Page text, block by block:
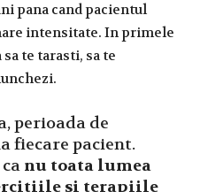
pana cand pacientul
intensitate. In primele
te tarasti, sa te
perioada de
fiecare pacient.
nu toata lumea
si terapiile